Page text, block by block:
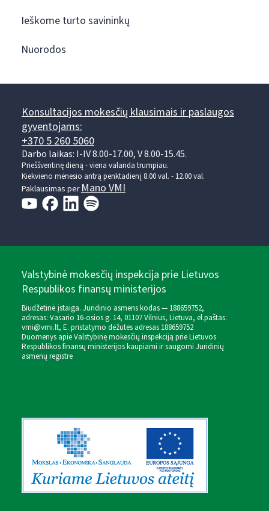
Ieškome turto savininkų
Nuorodos
Konsultacijos mokesčių klausimais ir paslaugos
gyventojams:
+370 5 260 5060
Darbo laikas: I-IV 8.00-17.00, V 8.00-15.45.
Prieššventinę dieną - viena valanda trumpiau.
Kiekvieno mėnesio antrą penktadienį 8.00 val. - 12.00 val.
Paklausimas perMano VMI
Valstybinė mokesčių inspekcija prie Lietuvos
Respublikos finansų ministerijos
Biudžetinė įstaiga. Juridinio asmens kodas — 188659752,
adresas: Vasario 16-osios g. 14, 01107 Vilnius, Lietuva, el.paštas:
vmi@vmi.lt, E. pristatymo dėžutės adresas 188659752
Duomenys apie Valstybinę mokesčių inspekciją prie Lietuvos
Respublikos finansų ministerijos kaupiami ir saugomi Juridinių
asmenų registre